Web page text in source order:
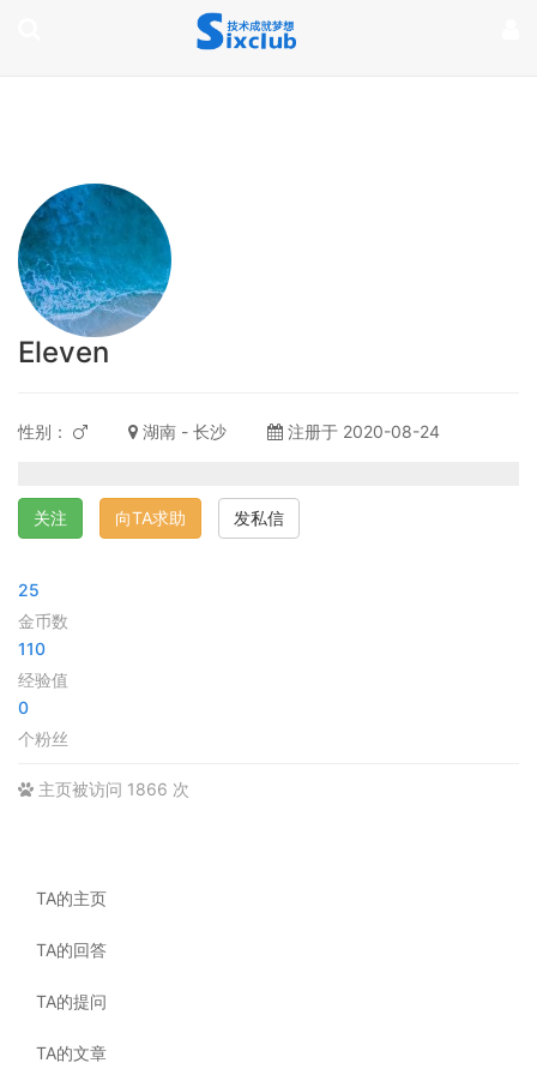
Eleven
性别： 湖南 - 长沙 注册于 2020-08-24
关注 向TA求助 发私信
25
金币数
110
经验值
0
个粉丝
主页被访问 1866 次
TA的主页
TA的回答
TA的提问
TA的文章